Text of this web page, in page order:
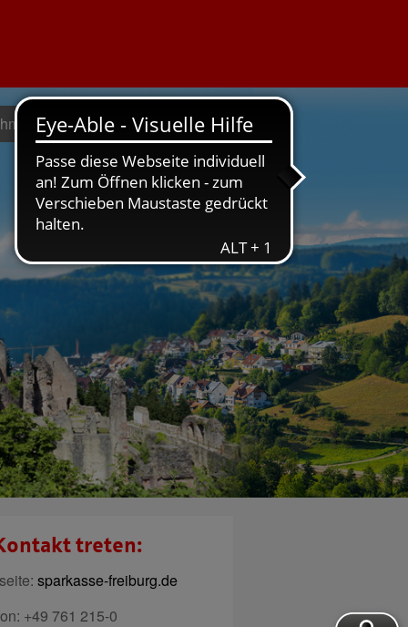
geht Weil's um hier geht
treten:
sparkasse-freiburg.de
+49 761 215-0